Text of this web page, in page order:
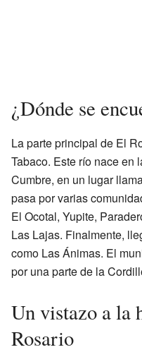
¿Dónde se
La parte principal de El
Tabaco. Este río nace en
Cumbre, en un lugar
pasa por varias
El Ocotal, Yupite,
Las Lajas. Finalmente,
como Las Ánimas. El
por una parte de la
Un vistazo a la
Rosario